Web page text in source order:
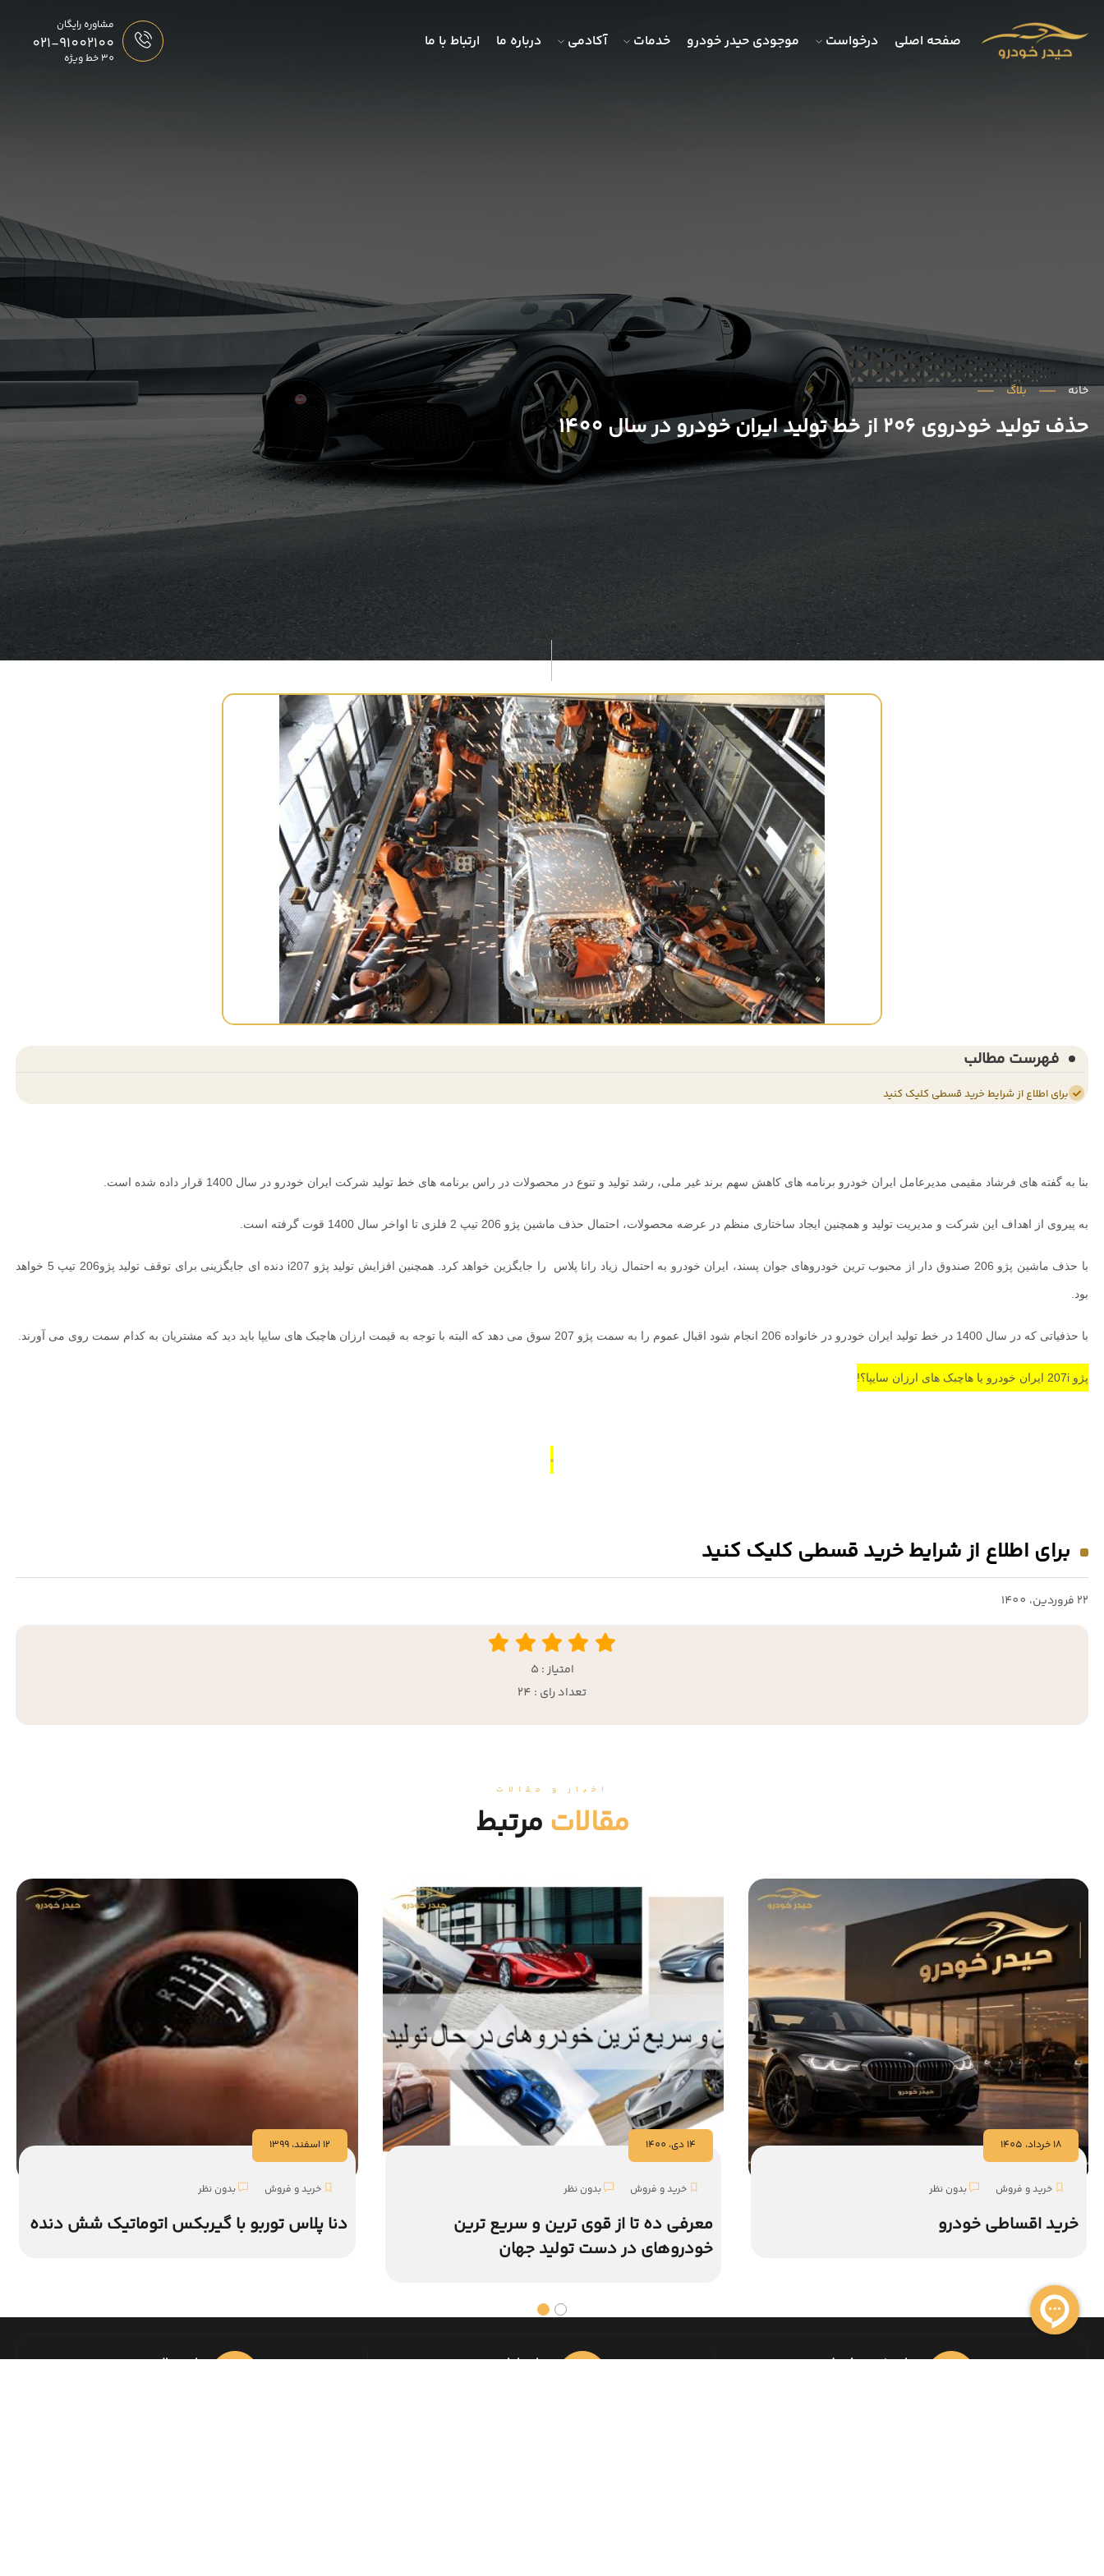
صفحه اصلی درخواست موجودی حیدر خودرو خدمات آکادمی درباره ما ارتباط با ما
مشاوره رایگان
021-91002100
30 خط ویژه
خانه بلاگ
حذف تولید خودروی 206 از خط تولید ایران خودرو در سال 1400
فهرست مطالب
برای اطلاع از شرایط خرید قسطی کلیک کنید
بنا به گفته های فرشاد مقیمی مدیرعامل ایران خودرو برنامه های کاهش سهم برند غیر ملی، رشد تولید و تنوع در محصولات در راس برنامه های خط تولید شرکت ایران خودرو در سال 1400 قرار داده شده است.
به پیروی از اهداف این شرکت و مدیریت تولید و همچنین ایجاد ساختاری منظم در عرضه محصولات، احتمال حذف ماشین پژو 206 تیپ 2 فلزی تا اواخر سال 1400 قوت گرفته است.
با حذف ماشین پژو 206 صندوق دار از محبوب ترین خودروهای جوان پسند، ایران خودرو به احتمال زیاد رانا پلاس را جایگزین خواهد کرد. همچنین افزایش تولید پژو 207 i دنده ای جایگزینی برای توقف تولید پژو206 تیپ 5 خواهد
بود.
با حذفیاتی که در سال 1400 در خط تولید ایران خودرو در خانواده 206 انجام شود اقبال عموم را به سمت پژو 207 سوق می دهد که البته با توجه به قیمت ارزان هاچبک های سایپا باید دید که مشتریان به کدام سمت روی می آورند.
پژو 207i ایران خودرو یا هاچبک های ارزان سایپا؟!
برای اطلاع از شرایط خرید قسطی کلیک کنید
22 فروردين، 1400
امتیاز : 5
تعداد رای : 24
اخبار و مقالات
مقالات مرتبط
18 خرداد، 1405
خرید و فروش بدون نظر
خرید اقساطی خودرو
14 دي، 1400
خرید و فروش بدون نظر
معرفی ده تا از قوی ترین و سریع ترین
خودروهای در دست تولید جهان
12 اسفند، 1399
خرید و فروش بدون نظر
دنا پلاس توربو با گیربکس اتوماتیک شش دنده
واحد خرید و فروش
واحد اداری
امور مالی